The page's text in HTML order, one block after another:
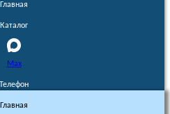
Главная
Каталог
Max
Телефон
Главная